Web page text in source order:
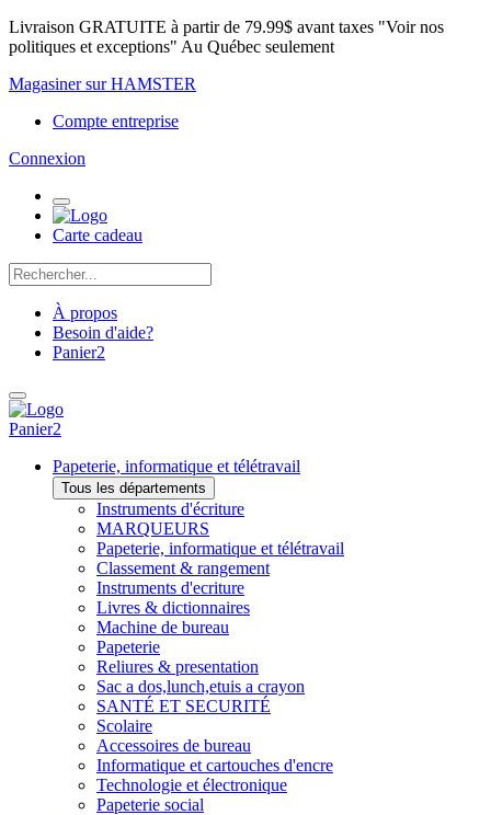
Livraison GRATUITE à partir de 79.99$ avant taxes "Voir nos
politiques et exceptions" Au Québec seulement
Magasiner sur HAMSTER
Compte entreprise
Connexion
Carte cadeau
À propos
Besoin d'aide?
Panier2
Panier2
Papeterie, informatique et télétravail
Tous les départements
Instruments d'écriture
MARQUEURS
Papeterie, informatique et télétravail
Classement & rangement
Instruments d'ecriture
Livres & dictionnaires
Machine de bureau
Papeterie
Reliures & presentation
Sac a dos,lunch,etuis a crayon
SANTÉ ET SECURITÉ
Scolaire
Accessoires de bureau
Informatique et cartouches d'encre
Technologie et électronique
Papeterie social